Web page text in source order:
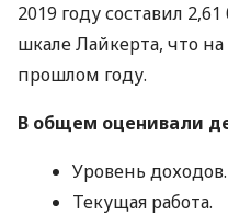
2019 году составил
шкале Лайкерта, что
прошлом году.
В общем оценивали
Уровень доходов.
Текущая работа.